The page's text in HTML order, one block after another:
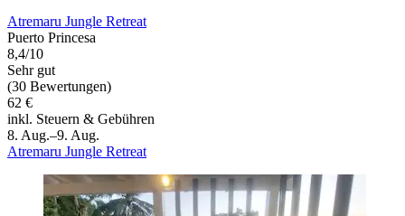
Atremaru Jungle Retreat
Puerto Princesa
8,4/10
Sehr gut
(30 Bewertungen)
62 €
inkl. Steuern & Gebühren
8. Aug.–9. Aug.
Atremaru Jungle Retreat